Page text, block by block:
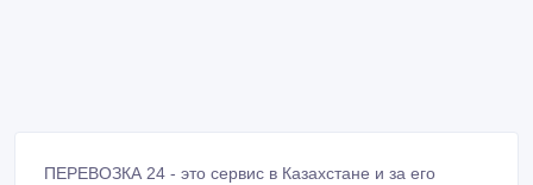
ПЕРЕВОЗКА 24 - это сервис в Казахстане и за его